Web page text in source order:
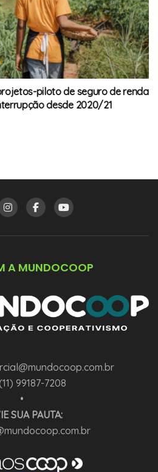
piloto de seguro de renda
desde 2020/21
A MUNDOCOOP
99187-7208
•
SUA PAUTA: